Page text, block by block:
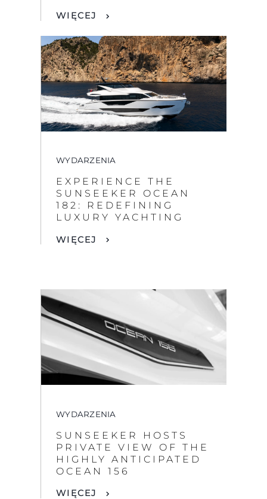
WIĘCEJ
WYDARZENIA
EXPERIENCE THE
SUNSEEKER OCEAN
182: REDEFINING
LUXURY YACHTING
WIĘCEJ
WYDARZENIA
SUNSEEKER HOSTS
PRIVATE VIEW OF THE
HIGHLY ANTICIPATED
OCEAN 156
WIĘCEJ